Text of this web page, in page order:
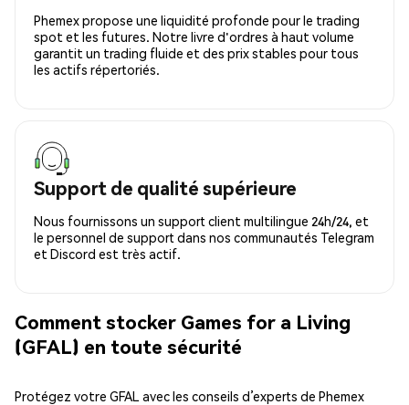
Phemex propose une liquidité profonde pour le trading
spot et les futures. Notre livre d'ordres à haut volume
garantit un trading fluide et des prix stables pour tous
les actifs répertoriés.
Support de qualité supérieure
Nous fournissons un support client multilingue 24h/24, et
le personnel de support dans nos communautés Telegram
et Discord est très actif.
Comment stocker Games for a Living
(GFAL) en toute sécurité
Protégez votre GFAL avec les conseils d’experts de Phemex